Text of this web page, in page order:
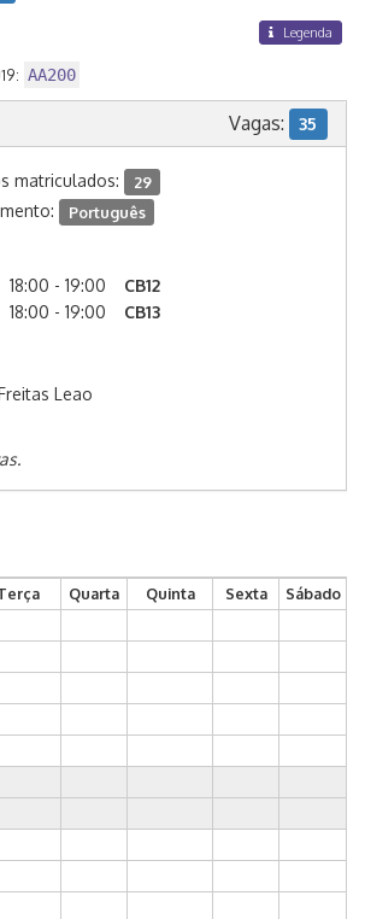
Legenda
AA200
Vagas: 35
matriculados: 29
Português
18:00 - 19:00
CB12
18:00 - 19:00
CB13
Leao
Quarta Quinta Sexta
Sábado